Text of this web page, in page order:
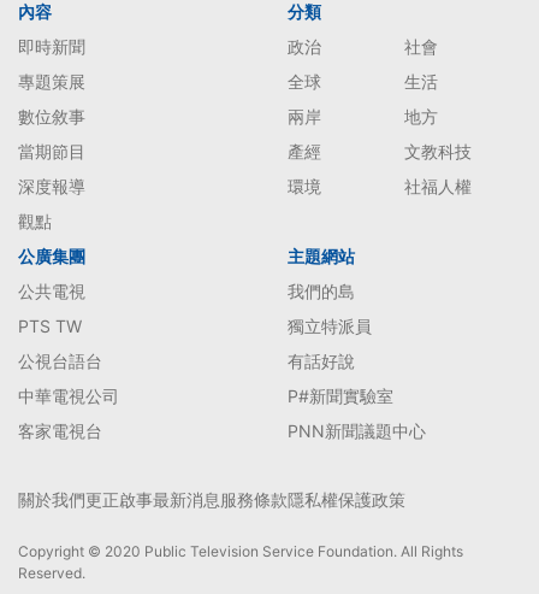
內容
即時新聞
專題策展
數位敘事
當期節目
深度報導
觀點
分類
政治
社會
全球
生活
兩岸
地方
產經
文教科技
環境
社福人權
公廣集團
公共電視
PTS TW
公視台語台
中華電視公司
客家電視台
主題網站
我們的島
獨立特派員
有話好說
P#新聞實驗室
PNN新聞議題中心
關於我們更正啟事最新消息服務條款隱私權保護政策
Copyright © 2020 Public Television Service Foundation. All Rights
Reserved.